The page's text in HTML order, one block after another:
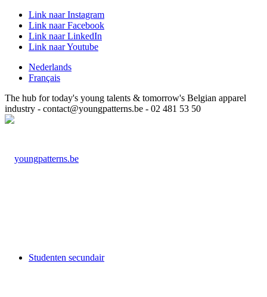
Link naar Instagram
Link naar Facebook
Link naar LinkedIn
Link naar Youtube
Nederlands
Français
The hub for today's young talents & tomorrow's Belgian apparel
industry - contact@youngpatterns.be - 02 481 53 50
Studenten secundair